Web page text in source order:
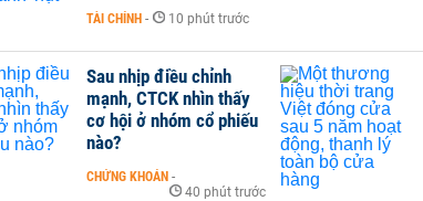
TÀI CHÍNH - 10 phút trước
Sau nhịp điều chỉnh
mạnh, CTCK nhìn thấy
cơ hội ở nhóm cổ phiếu
nào?
CHỨNG KHOÁN -
40 phút trước